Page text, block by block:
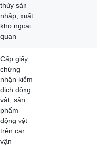
thủy sản
nhập, xuất
kho ngoại
quan
Cấp giấy
chứng
nhận kiểm
dịch động
vật, sản
phẩm
động vật
trên cạn
vận